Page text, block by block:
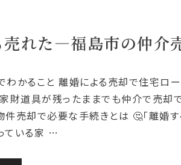
売れた―福島市の仲介
わかること 離婚による売却で住宅ロ
財道具が残ったままでも仲介で売却
件売却で必要な手続きとは 🤔「離婚す
ている家 …